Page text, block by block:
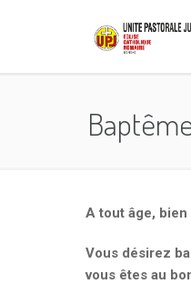
A tout âge, bien
Vous désirez
vous êtes au